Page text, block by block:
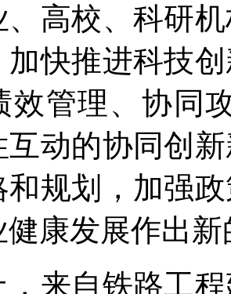
、高校、科研
加快推进科技
效管理、协同
互动的协同创
和规划，加强
康发展作出
自铁路工程